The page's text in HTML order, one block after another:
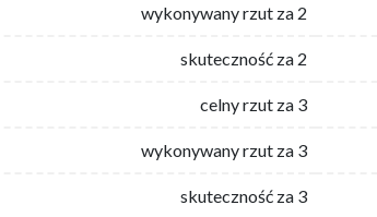
wykonywany rzut za 2
skuteczność za 2
celny rzut za 3
wykonywany rzut za 3
skuteczność za 3